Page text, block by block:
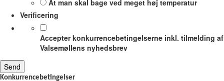
At man skal bage ved meget høj temperatur
Verificering
Accepter konkurrencebetingelserne inkl. tilmelding af
Valsemøllens nyhedsbrev
Konkurrencebetingelser